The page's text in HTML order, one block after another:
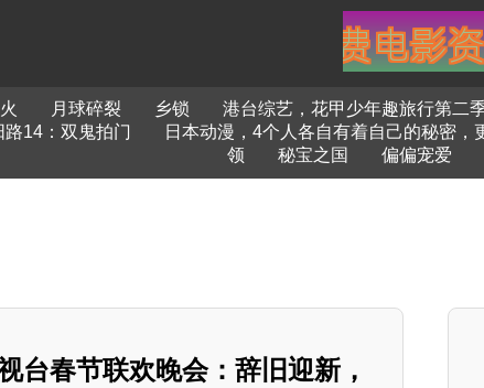
月球碎裂 乡锁 港台综艺，花甲少年趣旅行第二
路14：双鬼拍门 日本动漫，4个人各自有着自己的秘密，
领
秘宝之国 偏偏宠爱
台春节联欢晚会：辞旧迎新，